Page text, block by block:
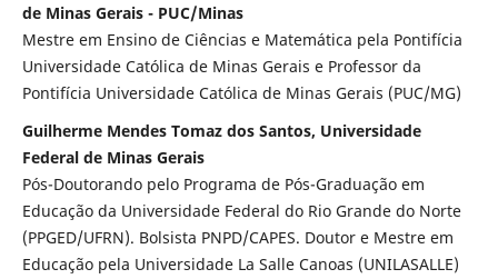
de Minas Gerais - PUC/Minas
Mestre em Ensino de Ciências e Matemática pela Pontifícia
Universidade Católica de Minas Gerais e Professor da
Pontifícia Universidade Católica de Minas Gerais (PUC/MG)
Guilherme Mendes Tomaz dos Santos, Universidade
Federal de Minas Gerais
Pós-Doutorando pelo Programa de Pós-Graduação em
Educação da Universidade Federal do Rio Grande do Norte
(PPGED/UFRN). Bolsista PNPD/CAPES. Doutor e Mestre em
Educação pela Universidade La Salle Canoas (UNILASALLE)